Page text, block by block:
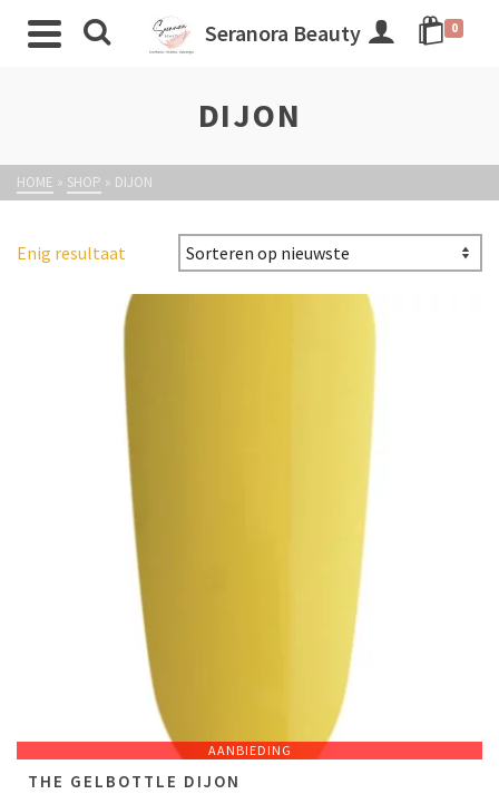
Seranora Beauty 0
DIJON
HOME » SHOP » DIJON
Enig resultaat
AANBIEDING
THE GELBOTTLE DIJON